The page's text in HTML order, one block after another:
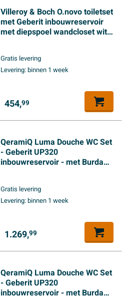
Villeroy & Boch O.novo toiletset
met Geberit inbouwreservoir
met diepspoel wandcloset wit
met ronde knoppen wit
Gratis levering
Levering:binnen 1 week
454,99
QeramiQ Luma Douche WC Set
- Geberit UP320
inbouwreservoir - met Burda
bedieningsplaat - ronde
knoppen - glans wit
Gratis levering
Levering:binnen 1 week
1.269,99
QeramiQ Luma Douche WC Set
- Geberit UP320
inbouwreservoir - met Burda